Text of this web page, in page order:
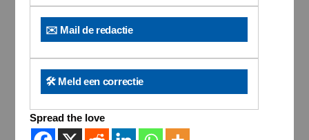
✉️ Mail de redactie
🛠️ Meld een correctie
Spread the love